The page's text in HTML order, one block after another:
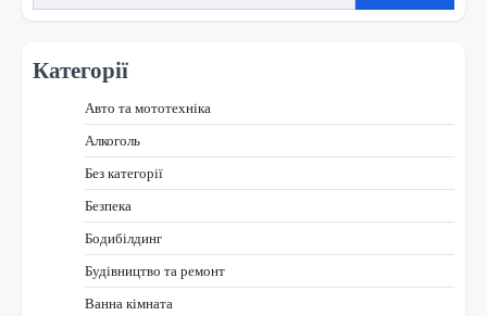
Категорії
Авто та мототехніка
Алкоголь
Без категорії
Безпека
Бодибілдинг
Будівництво та ремонт
Ванна кімната